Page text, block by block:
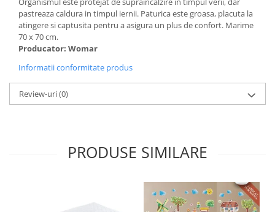
pastreaza caldura in timpul iernii. Paturica este groasa, placuta la
atingere si captusita pentru a asigura un plus de confort. Marime
70 x 70 cm.
Producator: Womar
Informatii conformitate produs
Review-uri(0)
PRODUSE SIMILARE